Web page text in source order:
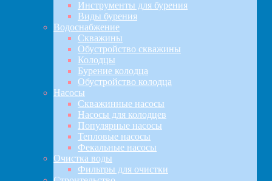
Инструменты для бурения
Виды бурения
Водоснабжение
Скважины
Обустройство скважины
Колодцы
Бурение колодца
Обустройство колодца
Насосы
Скважинные насосы
Насосы для колодцев
Популярные насосы
Тепловые насосы
Фекальные насосы
Очистка воды
Фильтры для очистки